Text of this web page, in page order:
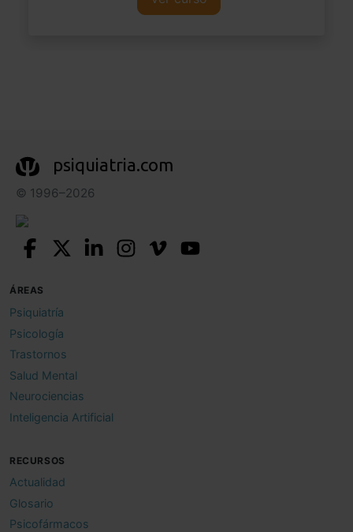
psiquiatria.com
© 1996–2026
ÁREAS
Psiquiatría
Psicología
Trastornos
Salud Mental
Neurociencias
Inteligencia Artificial
RECURSOS
Actualidad
Glosario
Psicofármacos